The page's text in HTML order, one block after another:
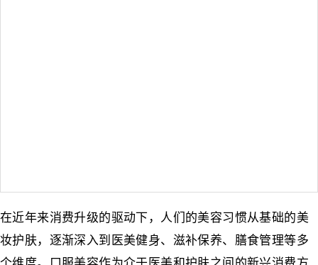
在近年来消费升级的驱动下，人们的美容习惯从基础的美
妆护肤，逐渐深入到医美健身、滋补保养、膳食管理等多